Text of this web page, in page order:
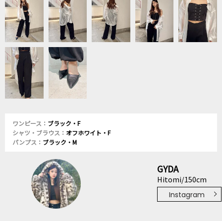
ワンピース： ブラック・F
シャツ・ブラウス： オフホワイト・F
パンプス： ブラック・M
GYDA
Hitomi/150cm
Instagram